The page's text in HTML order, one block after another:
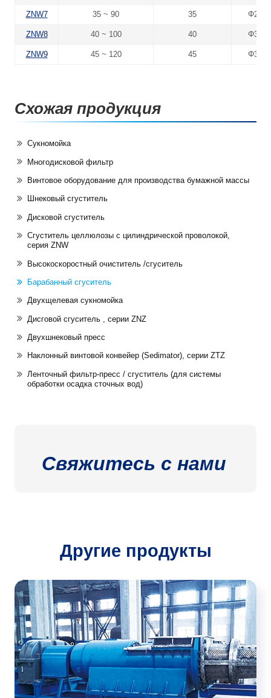
ZNW7 35 ~ 90 35
ZNW8 40 ~ 100 40
ZNW9 45 ~ 120 45
Схожая продукция
Сукномойка
Многодисковой фильтр
Винтовое оборудование для производства бумажной массы
Шнековый сгуститель
Дисковой сгуститель
Сгуститель целлюлозы с цилиндрической проволокой,
серия ZNW
Высокоскоростный очиститель /сгуситель
Барабанный сгуситель
Двухщелевая сукномойка
Дисговой сгуситель , серии ZNZ
Двухшнековый пресс
Наклонный винтовой конвейер (Sedimator), серии ZTZ
Ленточный фильтр-пресс / сгуститель (для системы
обработки осадка сточных вод)
Свяжитесь с нами
Другие продукты